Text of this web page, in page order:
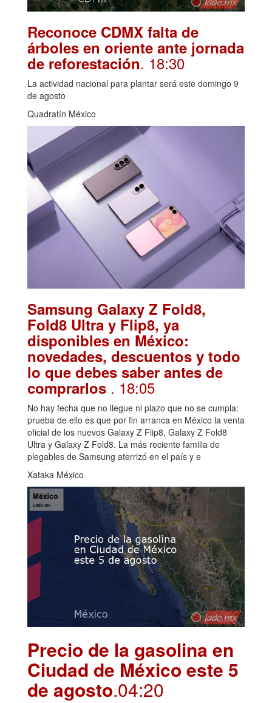
Reconoce CDMX falta de
árboles en oriente ante jornada
de reforestación. 18:30
La actividad nacional para plantar será este domingo 9
de agosto
Quadratín México
Samsung Galaxy Z Fold8,
Fold8 Ultra y Flip8, ya
disponibles en México:
novedades, descuentos y todo
lo que debes saber antes de
comprarlos . 18:05
No hay fecha que no llegue ni plazo que no se cumpla:
prueba de ello es que por fin arranca en México la venta
oficial de los nuevos Galaxy Z Flip8, Galaxy Z Fold8
Ultra y Galaxy Z Fold8. La más reciente familia de
plegables de Samsung aterrizó en el país y e
Xataka México
Precio de la gasolina en
Ciudad de México este 5
de agosto.04:20